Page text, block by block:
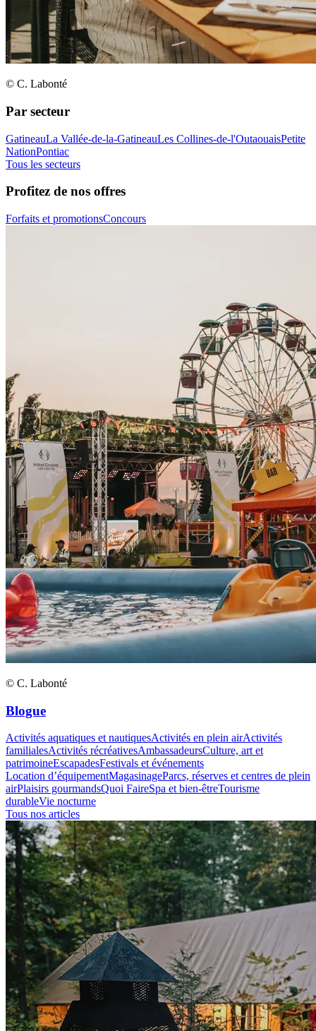
© C. Labonté
Par secteur
GatineauLa Vallée-de-la-GatineauLes Collines-de-l'OutaouaisPetite
NationPontiac
Tous les secteurs
Profitez de nos offres
Forfaits et promotionsConcours
© C. Labonté
Blogue
Activités aquatiques et nautiquesActivités en plein airActivités
familialesActivités récréativesAmbassadeursCulture, art et
patrimoineEscapadesFestivals et événements
Location d’équipementMagasinageParcs, réserves et centres de plein
airPlaisirs gourmandsQuoi FaireSpa et bien-êtreTourisme
durableVie nocturne
Tous nos articles